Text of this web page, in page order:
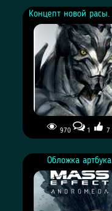
970 1 7
Обложка артбука